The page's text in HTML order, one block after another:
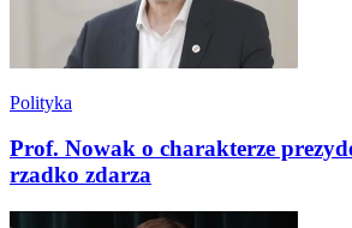
Polityka
Prof. Nowak o charakterze
rzadko zdarza